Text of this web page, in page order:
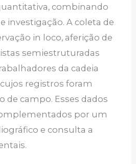
combinando
investigação. A coleta de
in loco, aferição de
semiestruturadas
da cadeia
registros foram
de campo. Esses dados
por um
e consulta a